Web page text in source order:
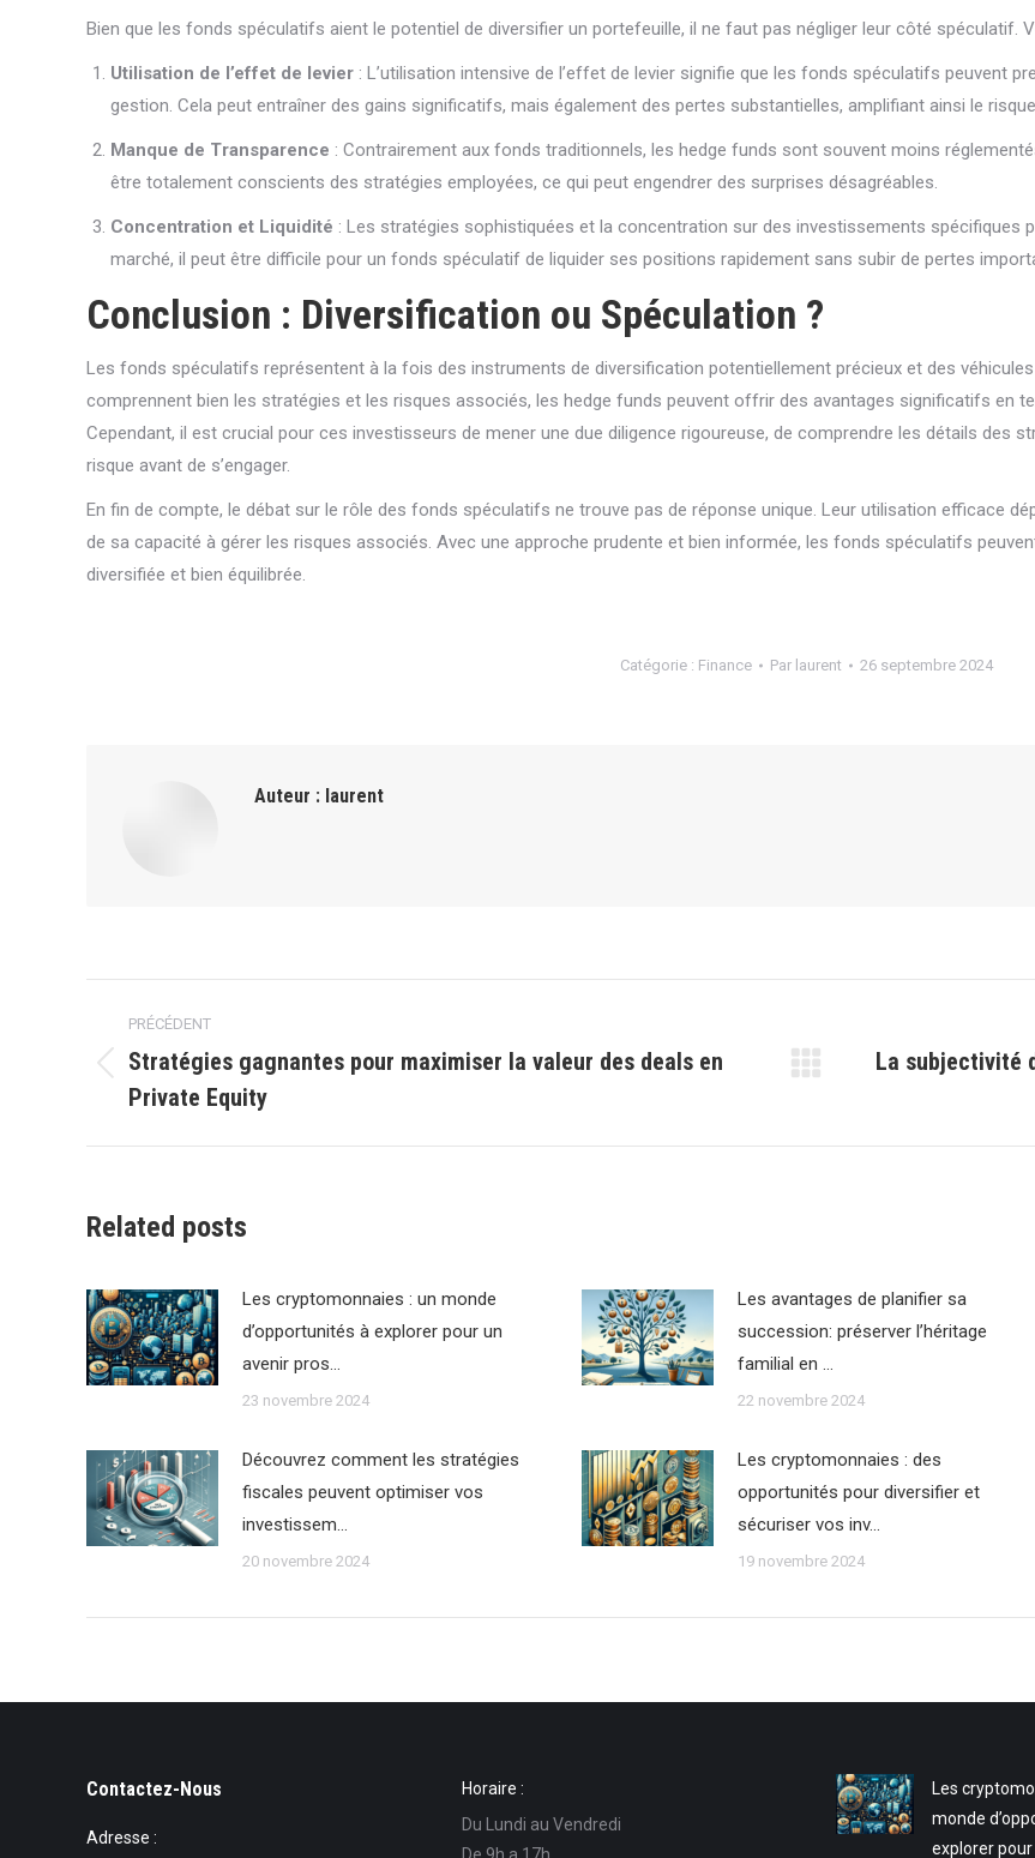
Bien que les fonds spéculatifs aient le potentiel de diversifier un portefeuille, il ne faut pas négliger leur côté spéculatif.
Utilisation de l’effet de levier : L’utilisation intensive de l’effet de levier signifie que les fonds spéculatifs peuvent
gestion. Cela peut entraîner des gains significatifs, mais également des pertes substantielles, amplifiant ainsi le
Manque de Transparence : Contrairement aux fonds traditionnels, les hedge funds sont souvent moins
être totalement conscients des stratégies employées, ce qui peut engendrer des surprises désagréables.
Concentration et Liquidité : Les stratégies sophistiquées et la concentration sur des investissements spécifiques
marché, il peut être difficile pour un fonds spéculatif de liquider ses positions rapidement sans subir de pertes
Conclusion : Diversification ou Spéculation ?
Les fonds spéculatifs représentent à la fois des instruments de diversification potentiellement précieux et des
comprennent bien les stratégies et les risques associés, les hedge funds peuvent offrir des avantages significatifs en
Cependant, il est crucial pour ces investisseurs de mener une due diligence rigoureuse, de comprendre les détails des
risque avant de s’engager.
En fin de compte, le débat sur le rôle des fonds spéculatifs ne trouve pas de réponse unique. Leur utilisation efficace
de sa capacité à gérer les risques associés. Avec une approche prudente et bien informée, les fonds spéculatifs
diversifiée et bien équilibrée.
Catégorie : Finance Par laurent 26 septembre 2024
Auteur : laurent
Navigation
article
PRÉCÉDENT
précédent
:
Stratégies gagnantes pour maximiser la valeur des deals en
Private Equity
:
La subjectivité
Related posts
Les cryptomonnaies : un monde
d’opportunités à explorer pour un
avenir pros…
23 novembre 2024
Les avantages de planifier sa
succession: préserver l’héritage
familial en …
22 novembre 2024
Découvrez comment les stratégies
fiscales peuvent optimiser vos
investissem…
20 novembre 2024
Les cryptomonnaies : des
opportunités pour diversifier et
sécuriser vos inv…
19 novembre 2024
Contactez-Nous
Adresse :
Horaire :
Du Lundi au Vendredi
Les
monde
explorer